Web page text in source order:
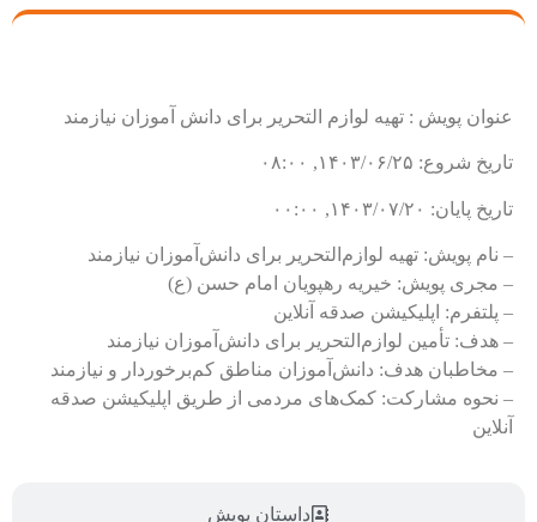
داستان پویش
عنوان پویش : تهیه لوازم التحریر برای دانش آموزان نیازمند
تاریخ شروع: ۱۴۰۳/۰۶/۲۵, ۰۸:۰۰
تاریخ پایان: ۱۴۰۳/۰۷/۲۰, ۰۰:۰۰
– نام پویش: تهیه لوازم‌التحریر برای دانش‌آموزان نیازمند
– مجری پویش: خیریه رهپویان امام حسن (ع)
– پلتفرم: اپلیکیشن صدقه آنلاین
– هدف: تأمین لوازم‌التحریر برای دانش‌آموزان نیازمند
– مخاطبان هدف: دانش‌آموزان مناطق کم‌برخوردار و نیازمند
– نحوه مشارکت: کمک‌های مردمی از طریق اپلیکیشن صدقه
آنلاین